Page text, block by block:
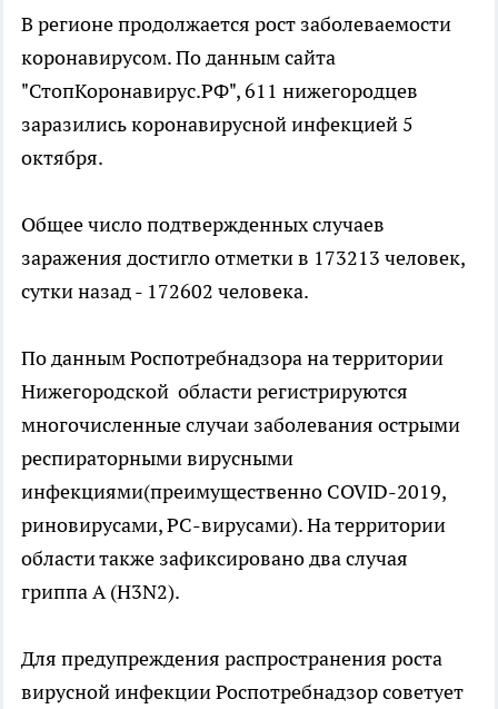
В регионе продолжается рост заболеваемости
коронавирусом. По данным сайта
"СтопКоронавирус.РФ", 611 нижегородцев
заразились коронавирусной инфекцией 5
октября.
Общее число подтвержденных случаев
заражения достигло отметки в 173213 человек,
сутки назад - 172602 человека.
По данным Роспотребнадзора на территории
Нижегородской области регистрируются
многочисленные случаи заболевания острыми
респираторными вирусными
инфекциями(преимущественно COVID-2019,
риновирусами, РС-вирусами). На территории
области также зафиксировано два случая
гриппа А (Н3N2).
Для предупреждения распространения роста
вирусной инфекции Роспотребнадзор советует